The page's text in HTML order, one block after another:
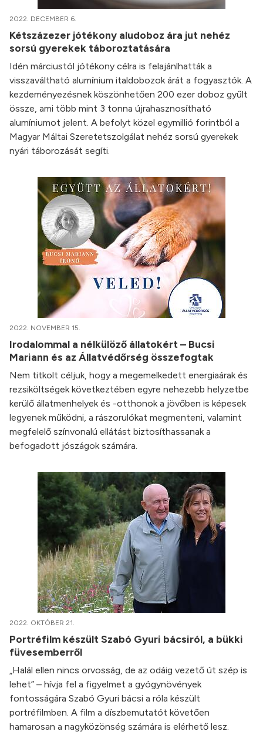
2022. DECEMBER 6.
Kétszázezer jótékony aludoboz ára jut nehéz
sorsú gyerekek táboroztatására
Idén márciustól jótékony célra is felajánlhatták a
visszaváltható alumínium italdobozok árát a fogyasztók. A
kezdeményezésnek köszönhetően 200 ezer doboz gyűlt
össze, ami több mint 3 tonna újrahasznosítható
alumíniumot jelent. A befolyt közel egymillió forintból a
Magyar Máltai Szeretetszolgálat nehéz sorsú gyerekek
nyári táborozását segíti.
2022. NOVEMBER 15.
Irodalommal a nélkülöző állatokért – Bucsi
Mariann és az Állatvédőrség összefogtak
Nem titkolt céljuk, hogy a megemelkedett energiaárak és
rezsiköltségek következtében egyre nehezebb helyzetbe
kerülő állatmenhelyek és -otthonok a jövőben is képesek
legyenek működni, a rászorulókat megmenteni, valamint
megfelelő színvonalú ellátást biztosíthassanak a
befogadott jószágok számára.
2022. OKTÓBER 21.
Portréfilm készült Szabó Gyuri bácsiról, a bükki
füvesemberről
„Halál ellen nincs orvosság, de az odáig vezető út szép is
lehet” – hívja fel a figyelmet a gyógynövények
fontosságára Szabó Gyuri bácsi a róla készült
portréfilmben. A film a díszbemutatót követően
hamarosan a nagyközönség számára is elérhető lesz.